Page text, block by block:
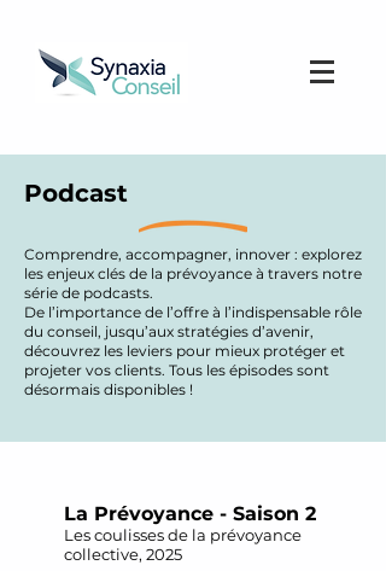
Podcast
Comprendre, accompagner, innover : explorez
les enjeux clés de la prévoyance à travers notre
série de podcasts.
De l’importance de l’offre à l’indispensable rôle
du conseil, jusqu’aux stratégies d’avenir,
découvrez les leviers pour mieux protéger et
projeter vos clients. Tous les épisodes sont
désormais disponibles !
La Prévoyance - Saison 2
Les coulisses de la prévoyance
collective, 2025